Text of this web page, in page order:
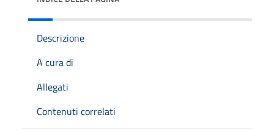
Descrizione
A cura di
Allegati
Contenuti correlati